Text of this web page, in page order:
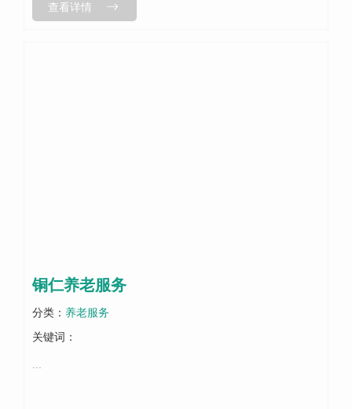
体系，该体系将整合家庭、...
查看详情
铜仁养老服务
分类： 养老服务
关键词：